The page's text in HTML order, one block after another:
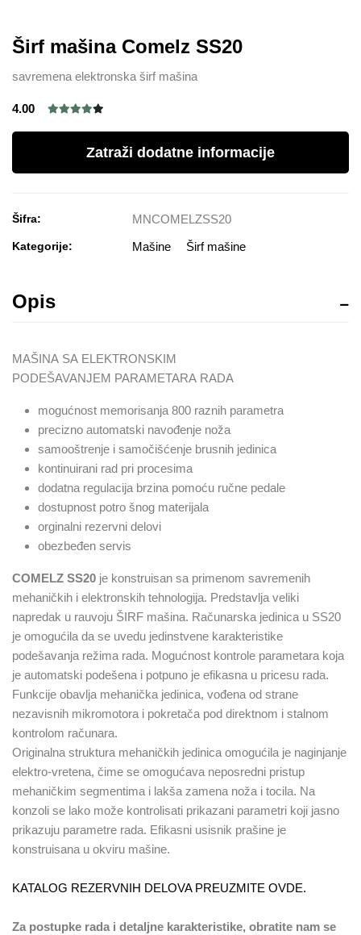
Širf mašina Comelz SS20
savremena elektronska širf mašina
4.00
Zatraži dodatne informacije
Šifra: MNCOMELZSS20
Kategorije: Mašine Širf mašine
Opis
MAŠINA SA ELEKTRONSKIM
PODEŠAVANJEM PARAMETARA RADA
mogućnost memorisanja 800 raznih parametra
precizno automatski navođenje noža
samooštrenje i samočišćenje brusnih jedinica
kontinuirani rad pri procesima
dodatna regulacija brzina pomoću ručne pedale
dostupnost potro šnog materijala
orginalni rezervni delovi
obezbeđen servis
COMELZ SS20 je konstruisan sa primenom savremenih
mehaničkih i elektronskih tehnologija. Predstavlja veliki
napredak u rauvoju ŠIRF mašina. Računarska jedinica u SS20
je omogućila da se uvedu jedinstvene karakteristike
podešavanja režima rada. Mogućnost kontrole parametara koja
je automatski podešena i potpuno je efikasna u pricesu rada.
Funkcije obavlja mehanička jedinica, vođena od strane
nezavisnih mikromotora i pokretača pod direktnom i stalnom
kontrolom računara.
Originalna struktura mehaničkih jedinica omogućila je naginjanje
elektro-vretena, čime se omogućava neposredni pristup
mehaničkim segmentima i lakša zamena noža i tocila. Na
konzoli se lako može kontrolisati prikazani parametri koji jasno
prikazuju parametre rada. Efikasni usisnik prašine je
konstruisana u okviru mašine.
KATALOG REZERVNIH DELOVA PREUZMITE OVDE.
Za postupke rada i detaljne karakteristike, obratite nam se